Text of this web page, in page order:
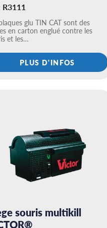
R3111
glu TIN CAT sont des
en carton englué contre les
et les…
PLUS D'INFOS
souris multikill